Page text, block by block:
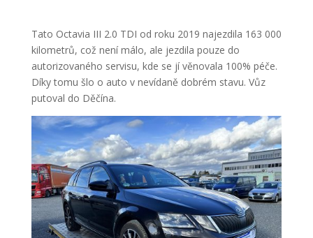
Tato Octavia III 2.0 TDI od roku 2019 najezdila 163 000
kilometrů, což není málo, ale jezdila pouze do
autorizovaného servisu, kde se jí věnovala 100% péče.
Díky tomu šlo o auto v nevídaně dobrém stavu. Vůz
putoval do Děčína.